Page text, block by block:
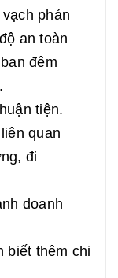
phản
an toàn
đêm
tiện.
quan
đi
doanh
biết thêm chi